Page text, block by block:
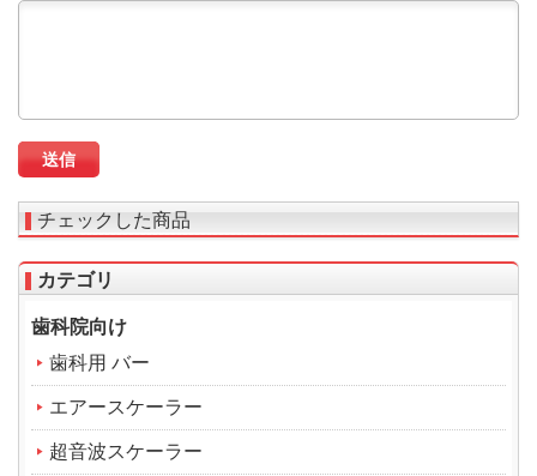
チェックした商品
カテゴリ
歯科院向け
歯科用 バー
エアースケーラー
超音波スケーラー